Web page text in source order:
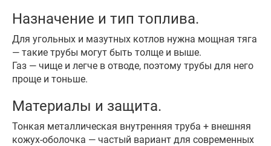
Назначение и тип топлива.
Для угольных и мазутных котлов нужна мощная тяга
— такие трубы могут быть толще и выше.
Газ — чище и легче в отводе, поэтому трубы для него
проще и тоньше.
Материалы и защита.
Тонкая металлическая внутренняя труба + внешняя
кожух-оболочка — частый вариант для современных